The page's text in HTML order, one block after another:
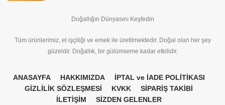
Doğallığın Dünyasını Keşfedin
Tüm ürünlerimiz, el işçiliği ve emek ile üretilmektedir. Doğal olan her şey
güzeldir. Doğallık, bir gülümseme kadar etkilidir.
ANASAYFA HAKKIMIZDA
İPTAL ve İADE POLİTİKASI
GİZLİLİK SÖZLEŞMESİ
KVKK
SİPARİŞ TAKİBİ
İLETİŞİM
SİZDEN GELENLER